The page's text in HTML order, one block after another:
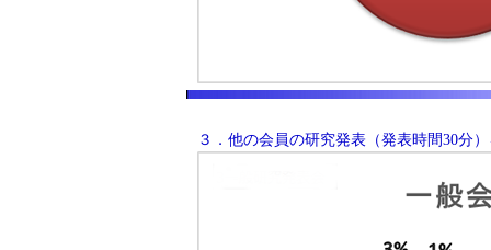
３．他の会員の研究発表（発表時間30分